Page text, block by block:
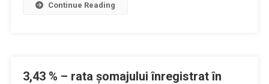
Continue Reading
3,43 % – rata şomajului înregistrat în